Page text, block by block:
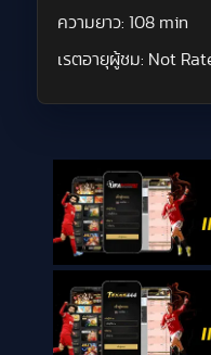
ความยาว: 108 min
เรตอายุผู้ชม: Not